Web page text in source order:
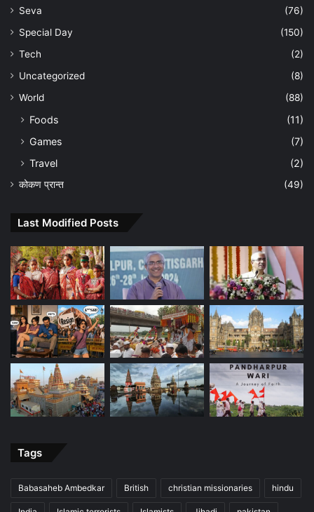
Seva
(76)
Special Day
(150)
Tech
(2)
Uncategorized
(8)
World
(88)
Foods
(11)
Games
(7)
Travel
(2)
कोकण प्रान्त (49)
Last Modified Posts
Tags
Babasaheb Ambedkar British christian missionaries hindu